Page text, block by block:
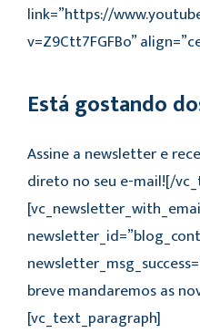
link=”https://
v=Z9Ctt7FGFBo”
Está gostando
Assine a newsletter e
direto no seu e-mail![/
breve mandaremos as
[vc_text_paragraph]